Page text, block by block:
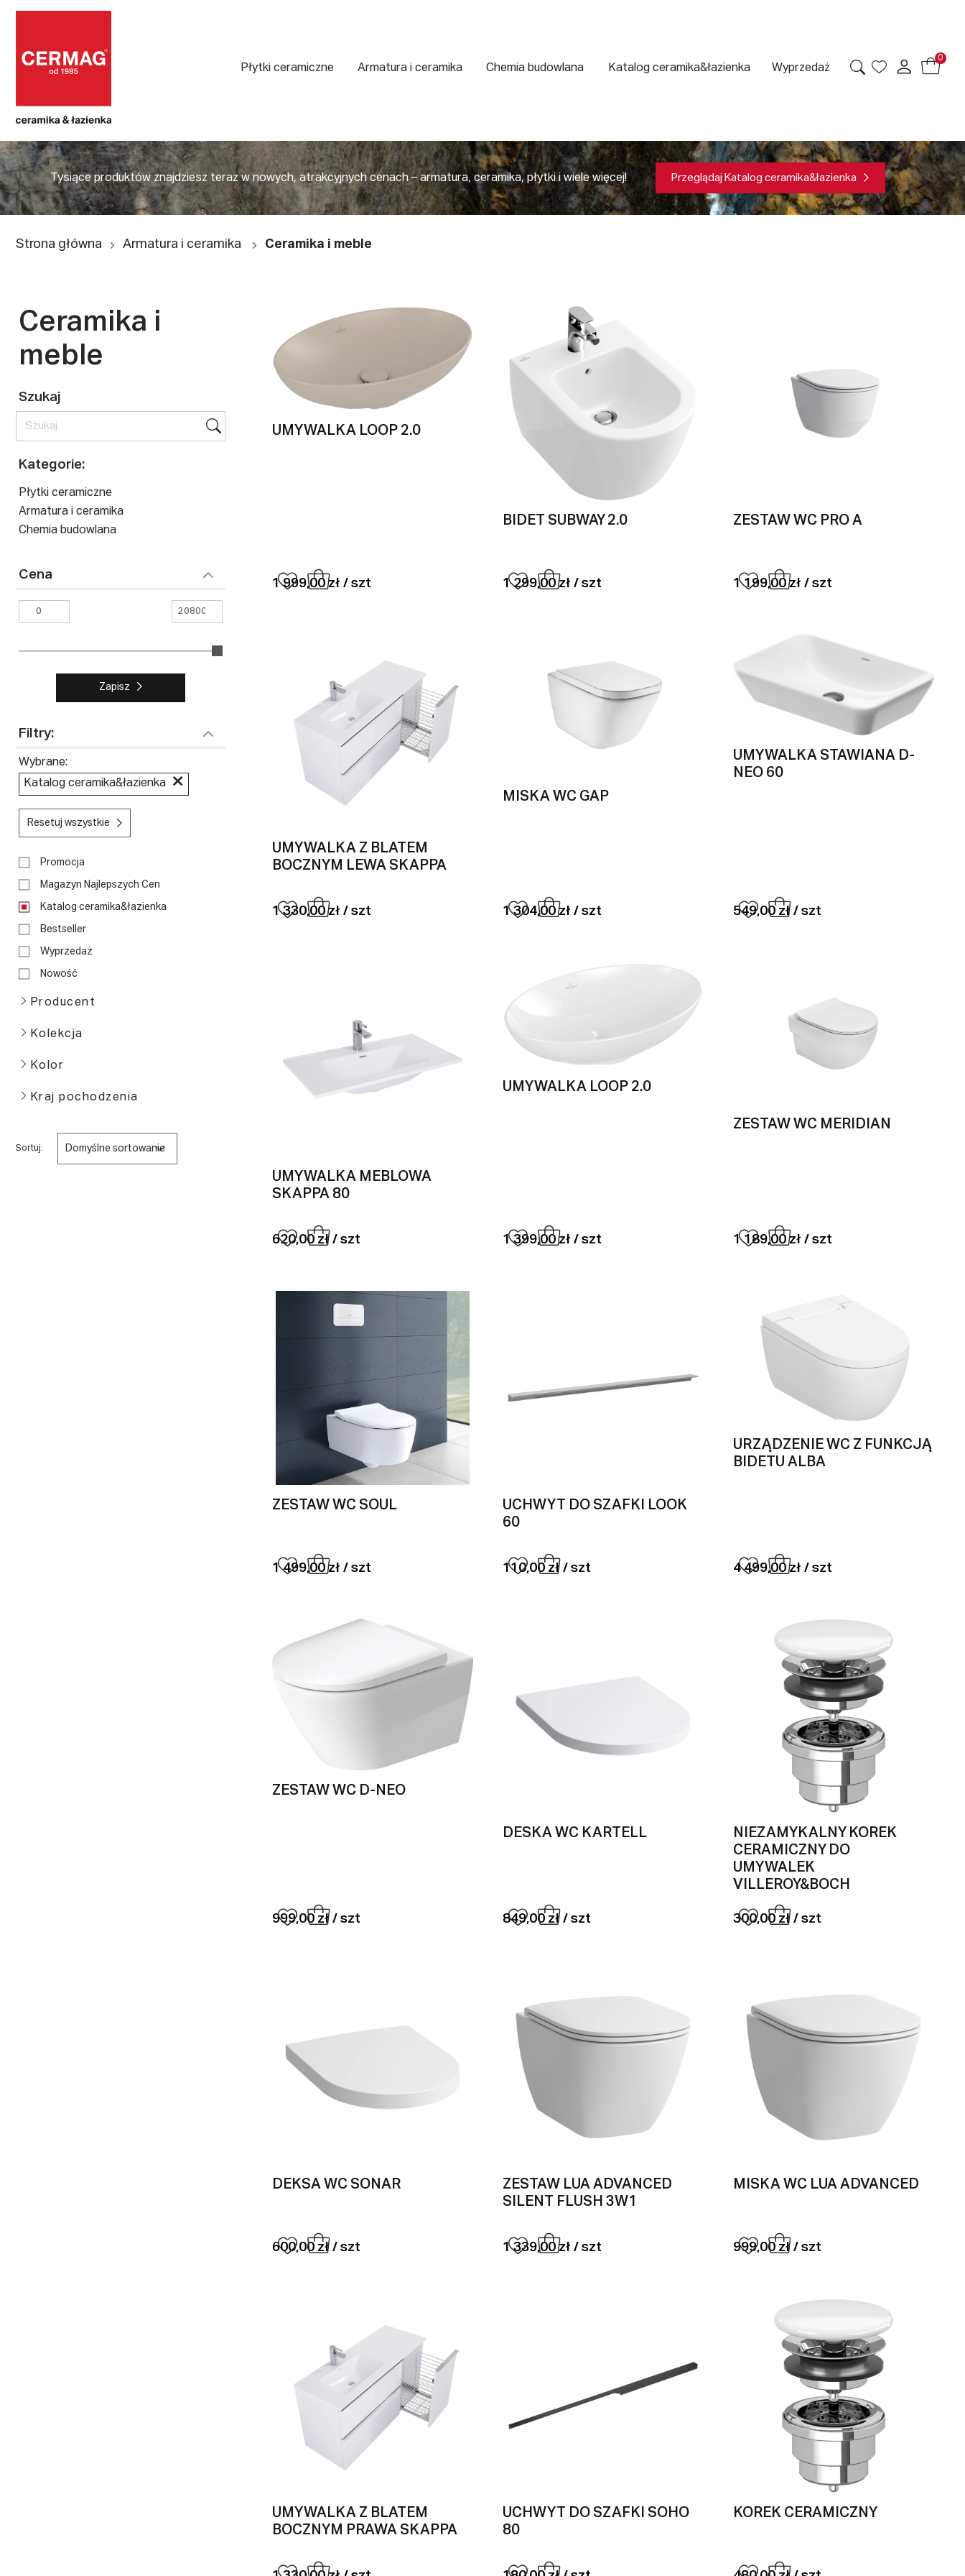
Płytki ceramiczne Armatura i ceramika Chemia budowlana Katalog ceramika&łazienka Wyprzedaż
0
Tysiące produktów znajdziesz teraz w nowych, atrakcyjnych cenach – armatura, ceramika, płytki i wiele więcej! Przeglądaj Katalog ceramika&łazienka
Strona główna Armatura i ceramika Ceramika i meble
Ceramika i
meble
Szukaj
Kategorie:
Płytki ceramiczne
Armatura i ceramika
Chemia budowlana
Cena
Zapisz
Filtry:
Wybrane
Katalog ceramika&łazienka
Resetuj wszystkie
Promocja
Magazyn Najlepszych Cen
Katalog ceramika&łazienka
Bestseller
Wyprzedaż
Nowość
Producent
Kolekcja
Kolor
Kraj pochodzenia
Sortuj: Domyślne sortowanie
UMYWALKA LOOP 2.0
1 999,00 zł / szt
BIDET SUBWAY 2.0
1 299,00 zł / szt
ZESTAW WC PRO A
1 199,00 zł / szt
UMYWALKA Z BLATEM
BOCZNYM LEWA SKAPPA
1 330,00 zł / szt
MISKA WC GAP
1 304,00 zł / szt
UMYWALKA STAWIANA D-
NEO 60
549,00 zł / szt
UMYWALKA MEBLOWA
SKAPPA 80
620,00 zł / szt
UMYWALKA LOOP 2.0
1 399,00 zł / szt
ZESTAW WC MERIDIAN
1 189,00 zł / szt
ZESTAW WC SOUL
1 499,00 zł / szt
UCHWYT DO SZAFKI LOOK
60
110,00 zł / szt
URZĄDZENIE WC Z FUNKCJĄ
BIDETU ALBA
4 499,00 zł / szt
ZESTAW WC D-NEO
999,00 zł / szt
DESKA WC KARTELL
849,00 zł / szt
NIEZAMYKALNY KOREK
CERAMICZNY DO
UMYWALEK
VILLEROY&BOCH
300,00 zł / szt
DEKSA WC SONAR
600,00 zł / szt
ZESTAW LUA ADVANCED
SILENT FLUSH 3W1
1 339,00 zł / szt
MISKA WC LUA ADVANCED
999,00 zł / szt
UMYWALKA Z BLATEM
BOCZNYM PRAWA SKAPPA
UCHWYT DO SZAFKI SOHO
80
KOREK CERAMICZNY